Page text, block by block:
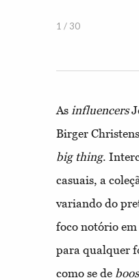
1 / 30
As influencers
Birger
big thing.
casuais, a
variando do
foco notório
para qualquer
como se de